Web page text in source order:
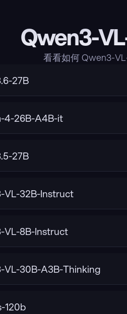
Qwen3-
看看如何 Qwen3-
27B
4-26B-A4B-it
27B
VL-32B-Instruct
VL-8B-Instruct
VL-30B-A3B-Thinking
120b